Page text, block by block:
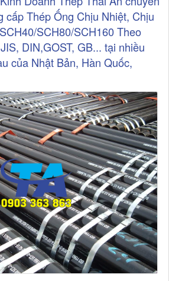
cấp Thép Ống Chịu Nhiệt, Chịu
SCH80/SCH160 Theo
DIN,GOST, GB... tại nhiều
của Nhật Bản, Hàn Quốc,